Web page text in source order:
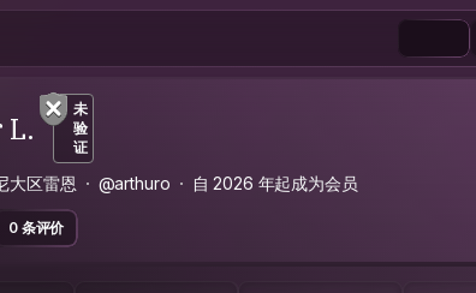
未
验
证
大区雷恩 @arthuro 自 2026 年起成为会员
0 条评价